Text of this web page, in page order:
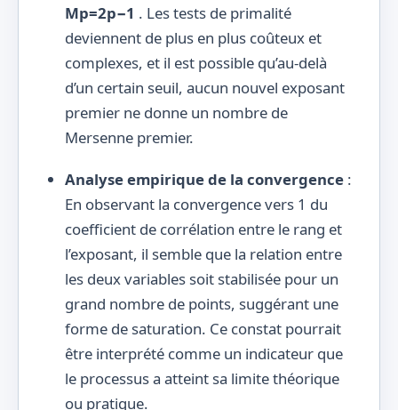
Mp=2p−1 . Les tests de primalité
deviennent de plus en plus coûteux et
complexes, et il est possible qu’au-delà
d’un certain seuil, aucun nouvel exposant
premier ne donne un nombre de
Mersenne premier.
Analyse empirique de la convergence :
En observant la convergence vers 1 du
coefficient de corrélation entre le rang et
l’exposant, il semble que la relation entre
les deux variables soit stabilisée pour un
grand nombre de points, suggérant une
forme de saturation. Ce constat pourrait
être interprété comme un indicateur que
le processus a atteint sa limite théorique
ou pratique.